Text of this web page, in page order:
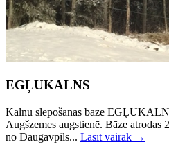
EGĻUKALNS
Kalnu slēpošanas bāze
Augšzemes augstienē. Bāze atrodas
no Daugavpils... Lasīt vairāk →